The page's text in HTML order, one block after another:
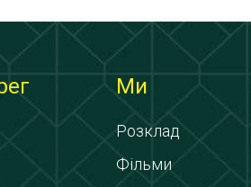
Ми
Розклад
Фільми